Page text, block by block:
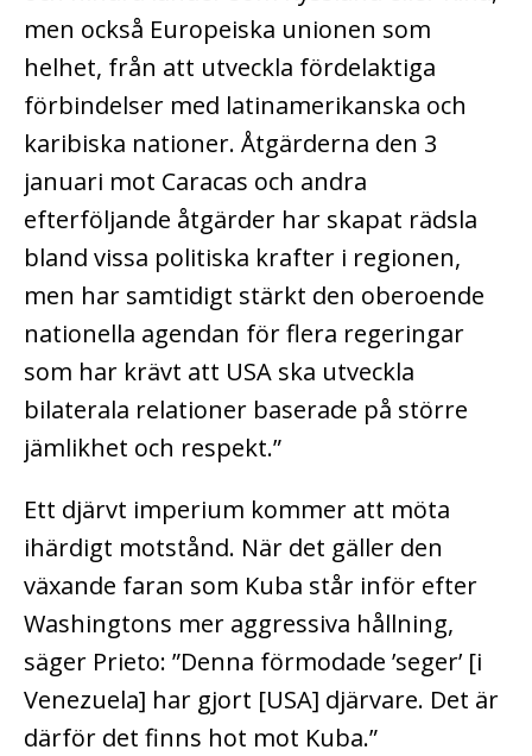
men också Europeiska unionen som
helhet, från att utveckla fördelaktiga
förbindelser med latinamerikanska och
karibiska nationer. Åtgärderna den 3
januari mot Caracas och andra
efterföljande åtgärder har skapat rädsla
bland vissa politiska krafter i regionen,
men har samtidigt stärkt den oberoende
nationella agendan för flera regeringar
som har krävt att USA ska utveckla
bilaterala relationer baserade på större
jämlikhet och respekt.”
Ett djärvt imperium kommer att möta
ihärdigt motstånd. När det gäller den
växande faran som Kuba står inför efter
Washingtons mer aggressiva hållning,
säger Prieto: ”Denna förmodade ’seger’ [i
Venezuela] har gjort [USA] djärvare. Det är
därför det finns hot mot Kuba.”